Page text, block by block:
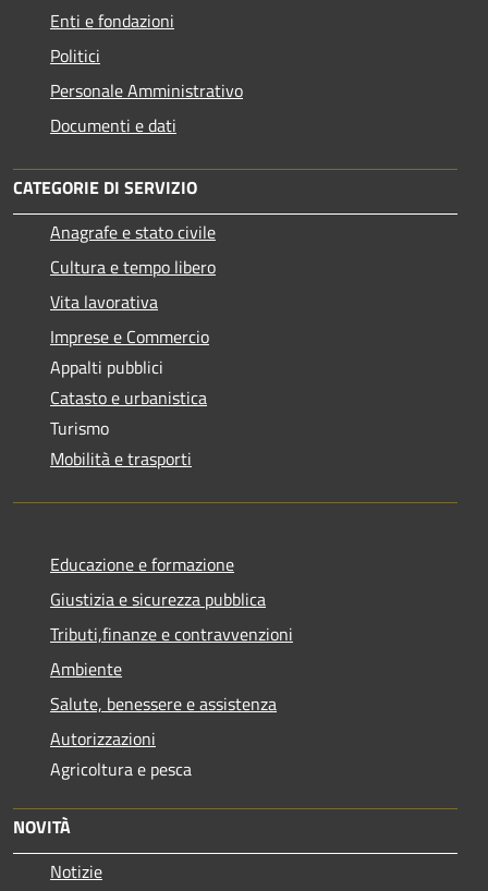
Enti e fondazioni
Politici
Personale Amministrativo
Documenti e dati
CATEGORIE DI SERVIZIO
Anagrafe e stato civile
Cultura e tempo libero
Vita lavorativa
Imprese e Commercio
Appalti pubblici
Catasto e urbanistica
Turismo
Mobilità e trasporti
Educazione e formazione
Giustizia e sicurezza pubblica
Tributi,finanze e contravvenzioni
Ambiente
Salute, benessere e assistenza
Autorizzazioni
Agricoltura e pesca
NOVITÀ
Notizie